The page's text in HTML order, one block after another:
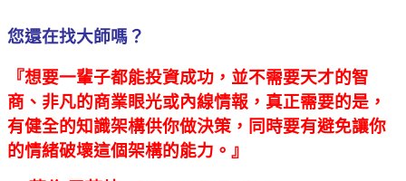
您還在找大師嗎？
『想要一輩子都能投資成功，並不需要天才的智
商、非凡的商業眼光或內線情報，真正需要的是，
有健全的知識架構供你做決策，同時要有避免讓你
的情緒破壞這個架構的能力。』